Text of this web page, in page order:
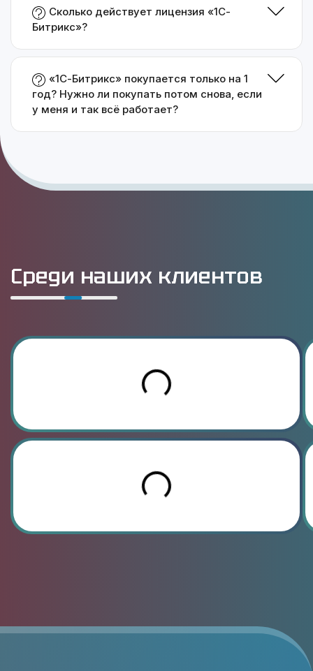
Сколько действует лицензия «1С-
Битрикс»?
«1С-Битрикс» покупается только на 1
год? Нужно ли покупать потом снова, если
у меня и так всё работает?
Среди наших клиентов